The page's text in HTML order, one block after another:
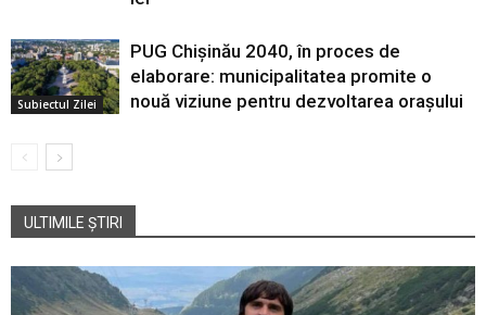
Subiectul Zilei
PUG Chișinău 2040, în proces de
elaborare: municipalitatea promite o
nouă viziune pentru dezvoltarea orașului
ULTIMILE ȘTIRI